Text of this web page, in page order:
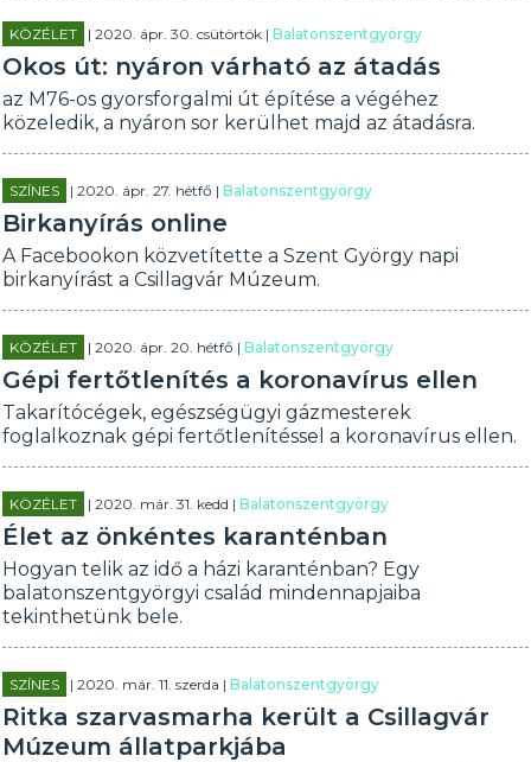
KÖZÉLET | 2020. ápr. 30. csütörtök |Balatonszentgyörgy
Okos út: nyáron várható az átadás
az M76-os gyorsforgalmi út építése a végéhez
közeledik, a nyáron sor kerülhet majd az átadásra.
SZÍNES | 2020. ápr. 27. hétfő |Balatonszentgyörgy
Birkanyírás online
A Facebookon közvetítette a Szent György napi
birkanyírást a Csillagvár Múzeum.
KÖZÉLET | 2020. ápr. 20. hétfő |Balatonszentgyörgy
Gépi fertőtlenítés a koronavírus ellen
Takarítócégek, egészségügyi gázmesterek
foglalkoznak gépi fertőtlenítéssel a koronavírus ellen.
KÖZÉLET | 2020. már. 31. kedd |Balatonszentgyörgy
Élet az önkéntes karanténban
Hogyan telik az idő a házi karanténban? Egy
balatonszentgyörgyi család mindennapjaiba
tekinthetünk bele.
SZÍNES | 2020. már. 11. szerda |Balatonszentgyörgy
Ritka szarvasmarha került a Csillagvár
Múzeum állatparkjába